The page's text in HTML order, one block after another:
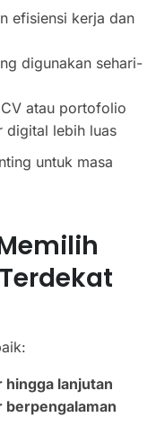
efisiensi kerja dan
digunakan sehari-
atau portofolio
digital lebih luas
untuk masa
hingga lanjutan
berpengalaman